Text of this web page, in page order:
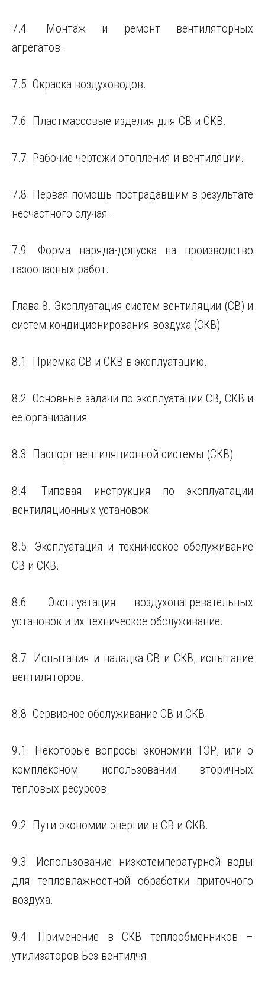
7.4. Монтаж и ремонт вентиляторных
агрегатов.
7.5. Окраска воздуховодов.
7.6. Пластмассовые изделия для СВ и СКВ.
7.7. Рабочие чертежи отопления и вентиляции.
7.8. Первая помощь пострадавшим в результате
несчастного случая.
7.9. Форма наряда-допуска на производство
газоопасных работ.
Глава 8. Эксплуатация систем вентиляции (СВ) и
систем кондиционирования воздуха (СКВ)
8.1. Приемка СВ и СКВ в эксплуатацию.
8.2. Основные задачи по эксплуатации СВ, СКВ и
ее организация.
8.3. Паспорт вентиляционной системы (СКВ)
8.4. Типовая инструкция по эксплуатации
вентиляционных установок.
8.5. Эксплуатация и техническое обслуживание
СВ и СКВ.
8.6. Эксплуатация воздухонагревательных
установок и их техническое обслуживание.
8.7. Испытания и наладка СВ и СКВ, испытание
вентиляторов.
8.8. Сервисное обслуживание СВ и СКВ.
9.1. Некоторые вопросы экономии ТЭР, или о
комплексном использовании вторичных
тепловых ресурсов.
9.2. Пути экономии энергии в СВ и СКВ.
9.3. Использование низкотемпературной воды
для тепловлажностной обработки приточного
воздуха.
9.4. Применение в СКВ теплообменников –
утилизаторов Без вентилчя.